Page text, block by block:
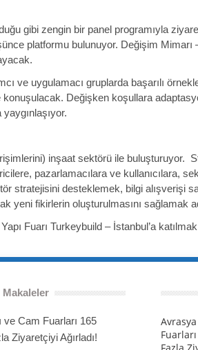
gibi zengin bir panel programıyla
platformu bulunuyor. Değişim Mimarı
ve uygulamacı gruplarda başarılı
konuşulacak. Değişken koşullara
inşaat sektörü ile buluşturuyor.
pazarlamacılara ve kullanıcılara,
stratejisini desteklemek, bilgi alışverişi
yeni fikirlerin oluşturulmasını sağlamak
Fuarı Turkeybuild – İstanbul’a
Makaleler
Cam Fuarları 165
Ziyaretçiyi Ağırladı!